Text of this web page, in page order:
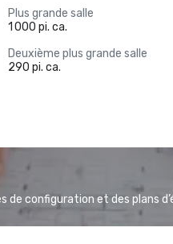
Plus grande salle
1 000 pi. ca.
Deuxième plus grande salle
290 pi. ca.
de configuration et des plans